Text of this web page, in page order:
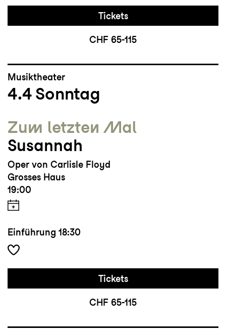
Tickets
CHF 65-115
Musiktheater
4.4 Sonntag
Zum letzten Mal
Susannah
Oper von Carlisle Floyd
Grosses Haus
19:00
Einführung 18:30
Tickets
CHF 65-115